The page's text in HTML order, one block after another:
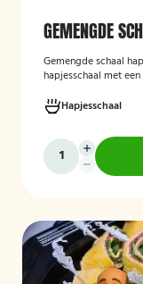
GEMENGDE
Gemengde schaal
hapjesschaal met
recepties,
64 hapjes is deze
voorzien van
Hapjesschaal